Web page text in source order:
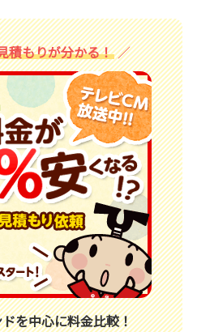
積もりが分かる！
を中心に料金比較！